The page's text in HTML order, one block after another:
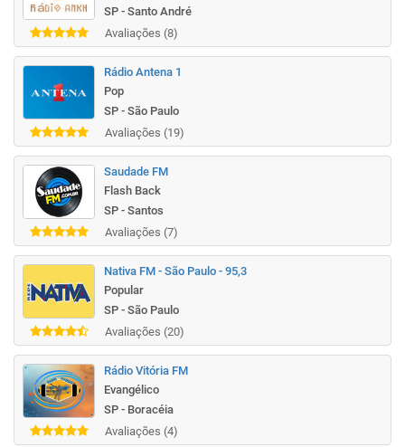
SP - Santo André
Avaliações (8)
Rádio Antena 1
Pop
SP - São Paulo
Avaliações (19)
Saudade FM
Flash Back
SP - Santos
Avaliações (7)
Nativa FM - São Paulo - 95,3
Popular
SP - São Paulo
Avaliações (20)
Rádio Vitória FM
Evangélico
SP - Boracéia
Avaliações (4)